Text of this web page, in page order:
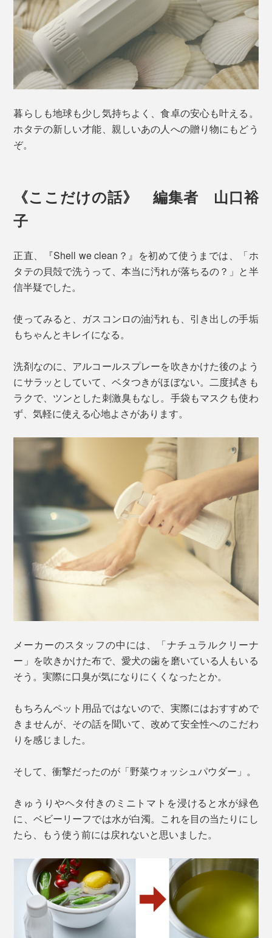
暮らしも地球も少し気持ちよく、食卓の安心も叶える。
ホタテの新しい才能、親しいあの人への贈り物にもどう
ぞ。
《ここだけの話》 編集者 山口裕
子
正直、『Shell we clean？』を初めて使うまでは、「ホ
タテの貝殻で洗うって、本当に汚れが落ちるの？」と半
信半疑でした。
使ってみると、ガスコンロの油汚れも、引き出しの手垢
もちゃんとキレイになる。
洗剤なのに、アルコールスプレーを吹きかけた後のよう
にサラッとしていて、ベタつきがほぼない。二度拭きも
ラクで、ツンとした刺激臭もなし。手袋もマスクも使わ
ず、気軽に使える心地よさがあります。
メーカーのスタッフの中には、「ナチュラルクリーナ
ー」を吹きかけた布で、愛犬の歯を磨いている人もいる
そう。実際に口臭が気になりにくくなったとか。
もちろんペット用品ではないので、実際にはおすすめで
きませんが、その話を聞いて、改めて安全性へのこだわ
りを感じました。
そして、衝撃だったのが「野菜ウォッシュパウダー」。
きゅうりやヘタ付きのミニトマトを浸けると水が緑色
に、ベビーリーフでは水が白濁。これを目の当たりにし
たら、もう使う前には戻れないと思いました。